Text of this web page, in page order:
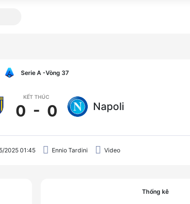
Serie A -Vòng 37
KẾT THÚC
0 - 0 Napoli
2025 01:45 Ennio Tardini Video
Thống kê